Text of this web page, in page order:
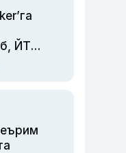
ЙТҲ
суд